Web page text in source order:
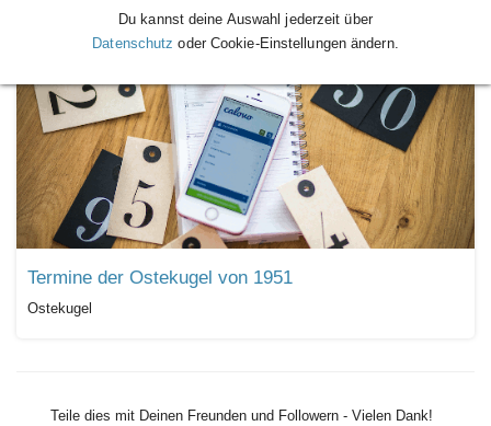
Termine der Ostekugel von 1951
Ostekugel
Teile dies mit Deinen Freunden und Followern - Vielen Dank!
Du kannst deine Auswahl jederzeit über
Datenschutz oder Cookie-Einstellungen ändern.